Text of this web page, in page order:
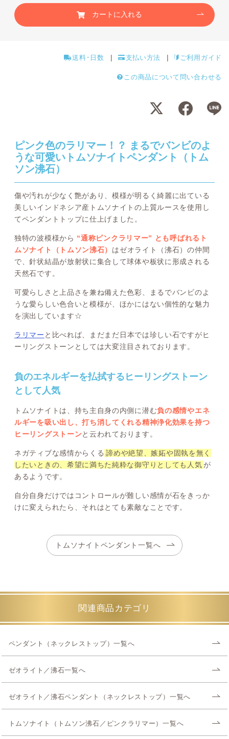
カートに入れる
送料･日数 支払い方法 ご利用ガイド
この商品について問い合わせる
ピンク色のラリマー！？ まるでバンビのよ
うな可愛いトムソナイトペンダント（トム
ソン沸石）
傷や汚れが少なく艶があり、模様が明るく綺麗に出ている
美しいインドネシア産トムソナイトの上質ルースを使用し
てペンダントトップに仕上げました。
独特の波模様から “通称ピンクラリマー” とも呼ばれるト
ムソナイト（トムソン沸石） はゼオライト（沸石）の仲間
で、針状結晶が放射状に集合して球体や板状に形成される
天然石です。
可愛らしさと上品さを兼ね備えた色彩、まるでバンビのよ
うな愛らしい色合いと模様が、ほかにはない個性的な魅力
を演出しています☆
ラリマー と比べれば、まだまだ日本では珍しい石ですがヒ
ーリングストーンとしては大変注目されております。
負のエネルギーを払拭するヒーリングストーン
として人気
トムソナイトは、持ち主自身の内側に潜む負の感情やエネ
ルギーを吸い出し、打ち消してくれる精神浄化効果を持つ
ヒーリングストーンと云われております。
ネガティブな感情からくる 諦めや絶望、嫉妬や固執を無く
したいときの、希望に満ちた純粋な御守りとしても人気 が
あるようです。
自分自身だけではコントロールが難しい感情が石をきっか
けに変えられたら、それはとても素敵なことです。
トムソナイトペンダント一覧へ
関連商品カテゴリ
ペンダント（ネックレストップ）一覧へ
ゼオライト／沸石一覧へ
ゼオライト／沸石ペンダント（ネックレストップ）一覧へ
トムソナイト（トムソン沸石／ピンクラリマー）一覧へ